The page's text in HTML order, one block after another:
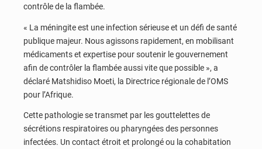
contrôle de la flambée.
« La méningite est une infection sérieuse et un défi de santé
publique majeur. Nous agissons rapidement, en mobilisant
médicaments et expertise pour soutenir le gouvernement
afin de contrôler la flambée aussi vite que possible », a
déclaré Matshidiso Moeti, la Directrice régionale de l’OMS
pour l’Afrique.
Cette pathologie se transmet par les gouttelettes de
sécrétions respiratoires ou pharyngées des personnes
infectées. Un contact étroit et prolongé ou la cohabitation